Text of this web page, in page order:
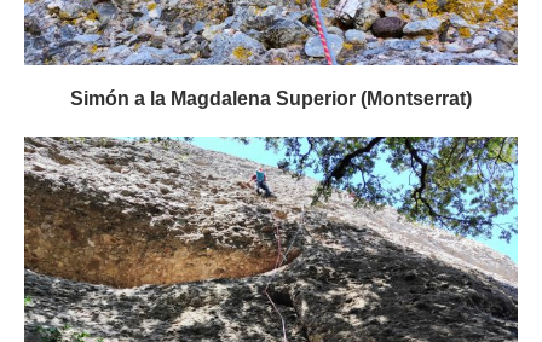
Simón a la Magdalena Superior (Montserrat)